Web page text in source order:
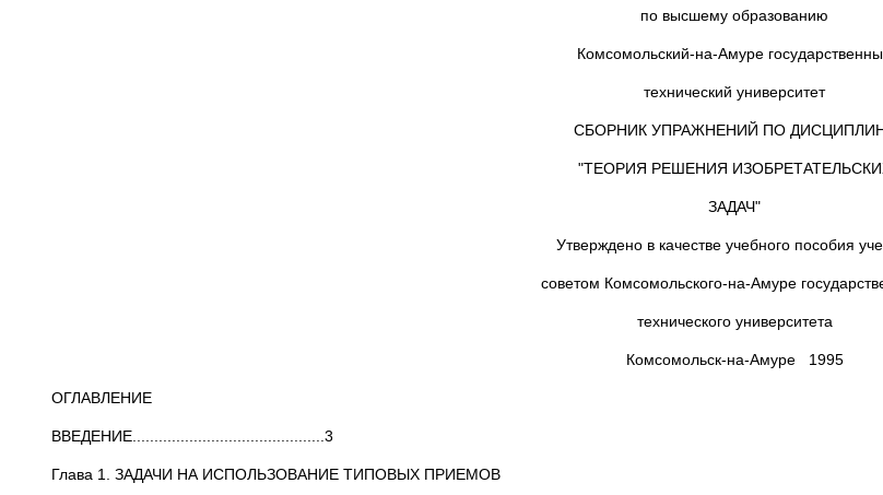
по высшему образованию
Комсомольский-на-Амуре
технический университет
СБОРНИК УПРАЖНЕНИЙ ПО
"ТЕОРИЯ РЕШЕНИЯ
ЗАДАЧ"
Утверждено в качестве учебного пособия
советом Комсомольского-на-Амуре
технического университета
Комсомольск-на-Амуре 1995
ОГЛАВЛЕНИЕ
ВВЕДЕНИЕ............................................3
Глава 1. ЗАДАЧИ НА ИСПОЛЬЗОВАНИЕ ТИПОВЫХ ПРИЕМОВ